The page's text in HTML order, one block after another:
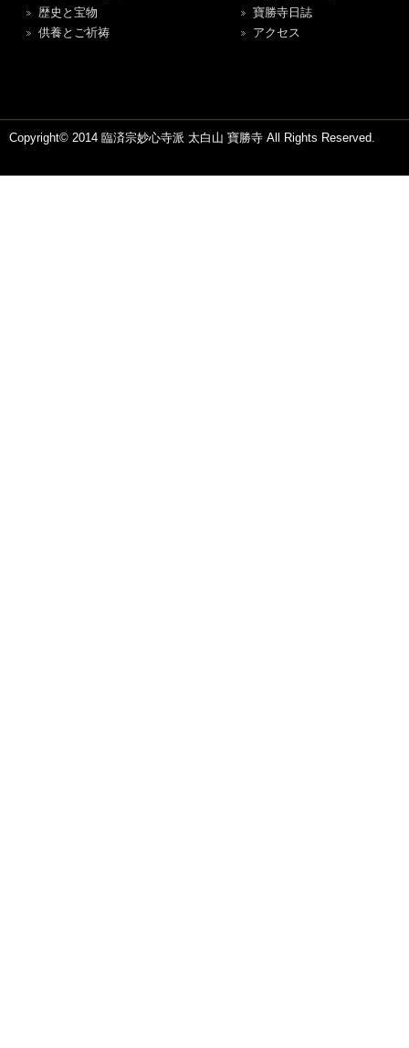
歴史と宝物
供養とご祈祷
寶勝寺日誌
アクセス
Copyright© 2014 臨済宗妙心寺派 太白山 寶勝寺 All Rights Reserved.